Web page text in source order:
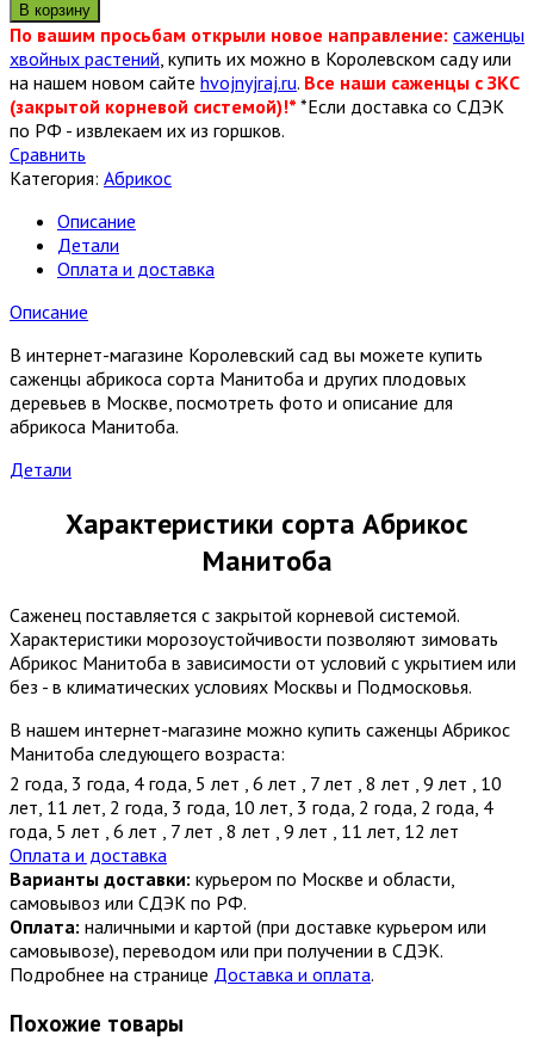
В корзину
По вашим просьбам открыли новое направление: саженцы
хвойных растений, купить их можно в Королевском саду или
на нашем новом сайте hvojnyjraj.ru. Все наши саженцы с ЗКС
(закрытой корневой системой)!* *Если доставка со СДЭК
по РФ - извлекаем их из горшков.
Сравнить
Категория: Абрикос
Описание
Детали
Оплата и доставка
Описание
В интернет-магазине Королевский сад вы можете купить
саженцы абрикоса сорта Манитоба и других плодовых
деревьев в Москве, посмотреть фото и описание для
абрикоса Манитоба.
Детали
Характеристики сорта Абрикос
Манитоба
Саженец поставляется с закрытой корневой системой.
Характеристики морозоустойчивости позволяют зимовать
Абрикос Манитоба в зависимости от условий с укрытием или
без - в климатических условиях Москвы и Подмосковья.
В нашем интернет-магазине можно купить саженцы Абрикос
Манитоба следующего возраста:
2 года 3 года 4 года 5 лет 6 лет 7 лет 8 лет 9 лет
10
лет 11 лет 2 года 3 года 10 лет 3 года 2 года 2 года 4
года 5 лет 6 лет 7 лет 8 лет 9 лет 11 лет 12 лет
Оплата и доставка
Варианты доставки: курьером по Москве и области,
самовывоз или СДЭК по РФ.
Оплата: наличными и картой (при доставке курьером или
самовывозе), переводом или при получении в СДЭК.
Подробнее на странице Доставка и оплата.
Похожие товары